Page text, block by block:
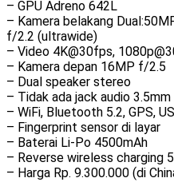
– GPU Adreno 642L
– Kamera belakang
f/2.2 (ultrawide)
– Video 4K@30fps,
– Kamera depan 16MP f/2.5
– Dual speaker stereo
– Tidak ada jack audio 3.5mm
– WiFi, Bluetooth 5.2, GPS,
– Fingerprint sensor di layar
– Baterai Li-Po 4500mAh
– Reverse wireless charging
– Harga Rp. 9.300.000 (di